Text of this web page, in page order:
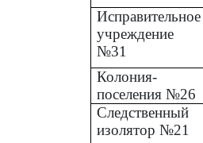
Исправительное
учреждение
№31
Колония-
поселения №26
Следственный
изолятор №21